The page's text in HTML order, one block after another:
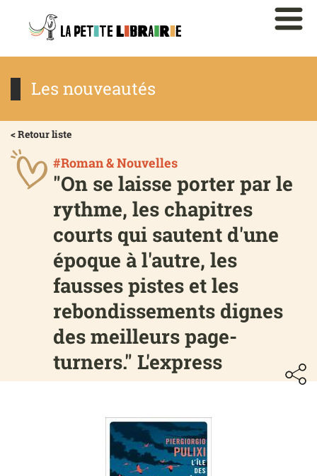
Les nouveautés
< Retour liste
#Roman & Nouvelles
"On se laisse porter par le
rythme, les chapitres
courts qui sautent d'une
époque à l'autre, les
fausses pistes et les
rebondissements dignes
des meilleurs page-
turners." L'express